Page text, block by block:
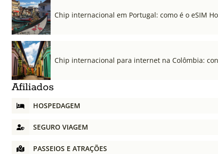
Chip internacional em Portugal: como é o eSIM
Chip internacional para internet na Colômbia:
Afiliados
HOSPEDAGEM
SEGURO VIAGEM
PASSEIOS E ATRAÇÕES